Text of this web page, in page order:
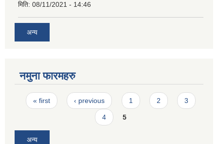
मिति: 08/11/2021 - 14:46
अन्य
नमुना फारमहरु
Pages
« first ‹ previous 1 2 3
4 5
अन्य